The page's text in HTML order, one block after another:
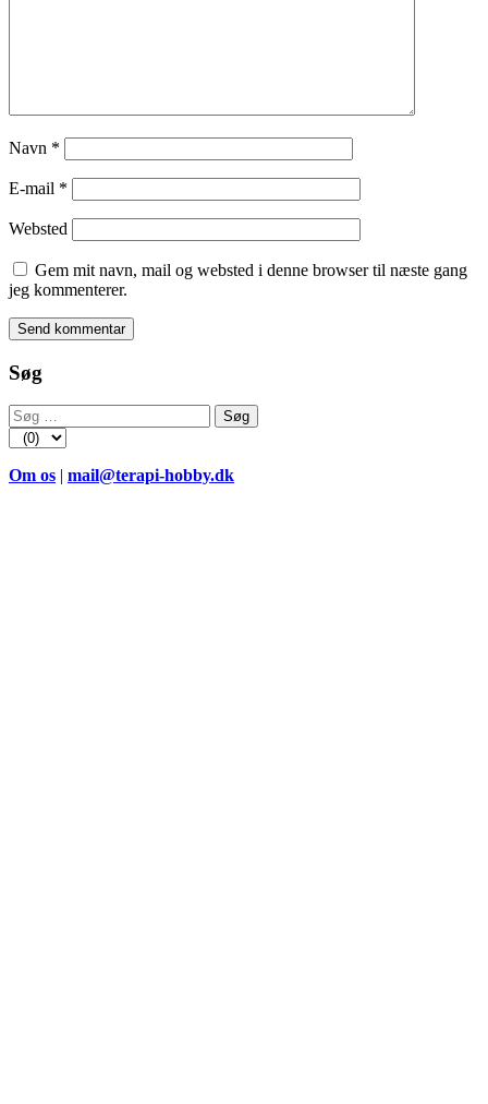
Navn *
E-mail *
Websted
Gem mit navn, mail og websted i denne browser til næste gang
jeg kommenterer.
Søg
Søg
efter:
Om os | mail@terapi-hobby.dk